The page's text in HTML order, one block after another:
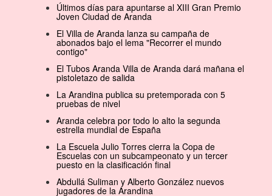
Últimos días para apuntarse al XIII Gran Premio
Joven Ciudad de Aranda
El Villa de Aranda lanza su campaña de
abonados bajo el lema "Recorrer el mundo
contigo"
El Tubos Aranda Villa de Aranda dará mañana el
pistoletazo de salida
La Arandina publica su pretemporada con 5
pruebas de nivel
Aranda celebra por todo lo alto la segunda
estrella mundial de España
La Escuela Julio Torres cierra la Copa de
Escuelas con un subcampeonato y un tercer
puesto en la clasificación final
Abdullá Suliman y Alberto González nuevos
jugadores de la Arandina